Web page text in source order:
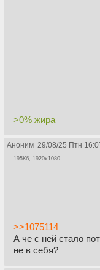
>0% жира
Аноним 29/08/25 Птн
195Кб, 1920x1080
>>1075114
А че с ней стало
не в себя?